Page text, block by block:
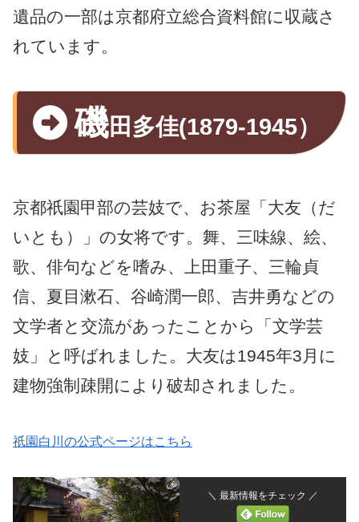
遺品の一部は京都府立総合資料館に収蔵さ
れています。
磯田多佳(1879-1945）
京都祇園甲部の芸妓で、お茶屋「大友（だ
いとも）」の女将です。舞、三味線、絵、
歌、俳句などを嗜み、上田重子、三輪貞
信、夏目漱石、谷崎潤一郎、吉井勇などの
文学者と交流があったことから「文学芸
妓」と呼ばれました。大友は1945年3月に
建物強制疎開により破却されました。
祇園白川の公式ページはこちら
＼ 最新情報をチェック ／